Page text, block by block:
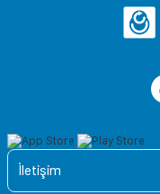
İletişim